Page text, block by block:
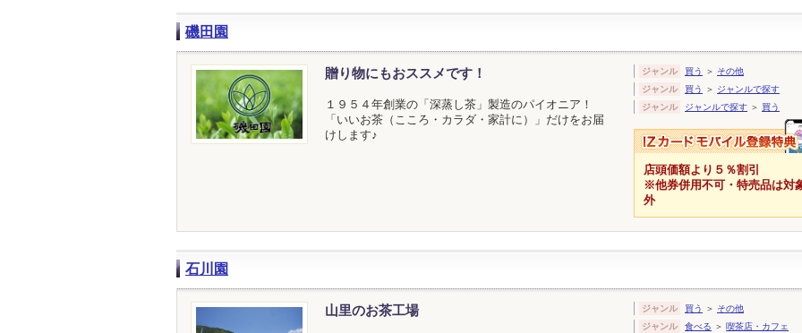
磯田園
贈り物にもおススメです！
１９５４年創業の「深蒸し茶」製造のパイオニア！
「いいお茶（こころ・カラダ・家計に）」だけをお届
けします♪
ジャンル 買う ＞ その他
ジャンル
買う ＞ ジャンルで探す
ジャンル
ジャンルで探す ＞ 買う
店頭価額より５％割引
※他券併用不可・特売品は対
外
石川園
山里のお茶工場 ジャンル 買う ＞ その他
ジャンル
食べる ＞ 喫茶店・カフェ